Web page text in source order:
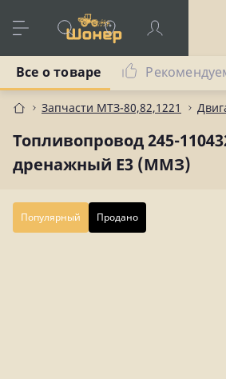
Запчасти МТЗ-80,82,1221
Топливопровод 245-
дренажный Е3 (ММЗ)
Все о товаре
Популярный Продано